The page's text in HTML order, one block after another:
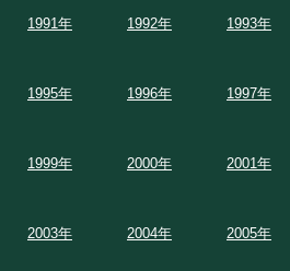
1991年 1992年 1993年
1995年 1996年 1997年
1999年 2000年 2001年
2003年 2004年 2005年